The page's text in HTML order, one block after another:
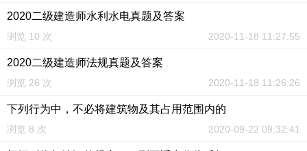
2020二级建造师水利水电真题及答案
浏览 10 次 2020-11-18 11:27:55
2020二级建造师法规真题及答案
浏览 26 次 2020-11-18 11:26:26
下列行为中，不必将建筑物及其占用范围内的
浏览 8 次 2020-09-22 09:32:41